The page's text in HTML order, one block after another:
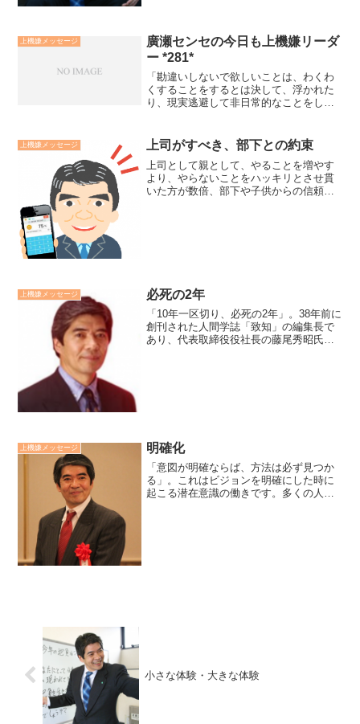
上機嫌メッセージ
廣瀬センセの今日も上機嫌リーダ
ー *281*
「勘違いしないで欲しいことは、わくわ
くすることをするとは決して、浮かれた
り、現実逃避して非日常的なことをしよ
ランスを整えるワクワク・静かだけれど
力強いワクワク・わくわく...
上機嫌メッセージ 上司がすべき、部下との約束
上司として親として、やることを増やす
より、やらないことをハッキリとさせ貫
いた方が数倍、部下や子供からの信頼を
上機嫌メッセージ 必死の2年
「10年一区切り、必死の2年」。38年前に
創刊された人間学誌「致知」の編集長で
あり、代表取締役役社長の藤尾秀昭氏の
上機嫌メッセージ 明確化
「意図が明確ならば、方法は必ず見つか
る」。これはビジョンを明確にした時に
起こる潜在意識の働きです。多くの人が
小さな体験・大きな体験